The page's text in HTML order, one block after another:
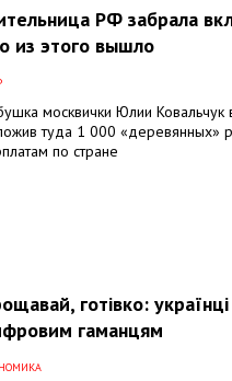
РФ забрала
из этого вышло
москвички Юлии Ковальчук
туда 1 000 «деревянных»
по стране
готівко:
гаманцям